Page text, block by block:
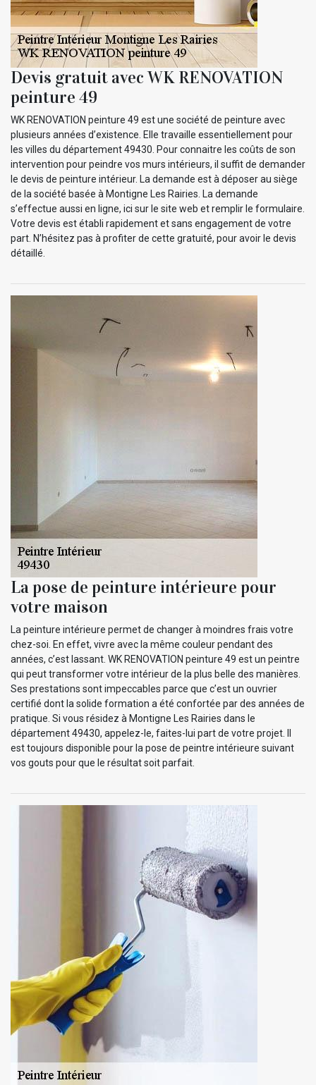
Devis gratuit avec WK RENOVATION
peinture 49
WK RENOVATION peinture 49 est une société de peinture avec
plusieurs années d’existence. Elle travaille essentiellement pour
les villes du département 49430. Pour connaitre les coûts de son
intervention pour peindre vos murs intérieurs, il suffit de demander
le devis de peinture intérieur. La demande est à déposer au siège
de la société basée à Montigne Les Rairies. La demande
s’effectue aussi en ligne, ici sur le site web et remplir le formulaire.
Votre devis est établi rapidement et sans engagement de votre
part. N’hésitez pas à profiter de cette gratuité, pour avoir le devis
détaillé.
La pose de peinture intérieure pour
votre maison
La peinture intérieure permet de changer à moindres frais votre
chez-soi. En effet, vivre avec la même couleur pendant des
années, c’est lassant. WK RENOVATION peinture 49 est un peintre
qui peut transformer votre intérieur de la plus belle des manières.
Ses prestations sont impeccables parce que c’est un ouvrier
certifié dont la solide formation a été confortée par des années de
pratique. Si vous résidez à Montigne Les Rairies dans le
département 49430, appelez-le, faites-lui part de votre projet. Il
est toujours disponible pour la pose de peintre intérieure suivant
vos gouts pour que le résultat soit parfait.